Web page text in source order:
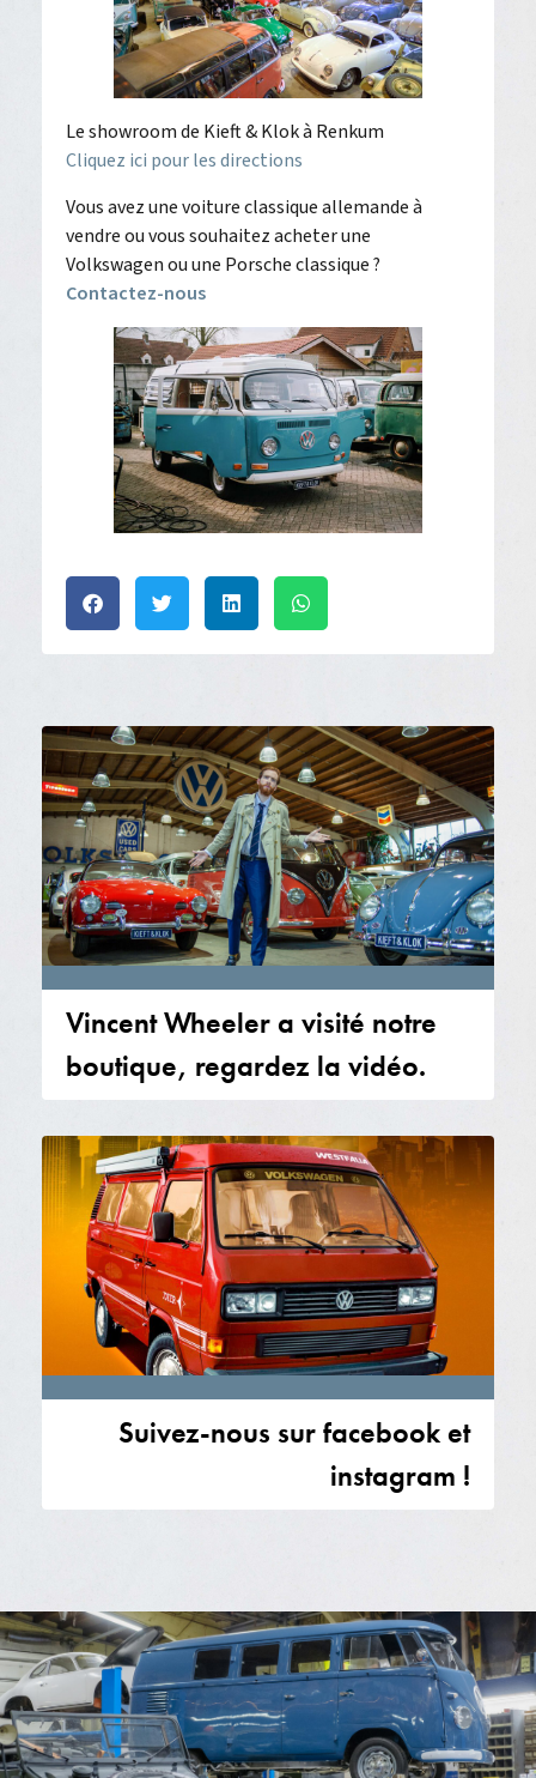
Le showroom de Kieft & Klok à Renkum
Cliquez ici pour les directions
Vous avez une voiture classique allemande à
vendre ou vous souhaitez acheter une
Volkswagen ou une Porsche classique ?
Contactez-nous
Vincent Wheeler a visité notre
boutique, regardez la vidéo.
Suivez-nous sur facebook et
instagram !